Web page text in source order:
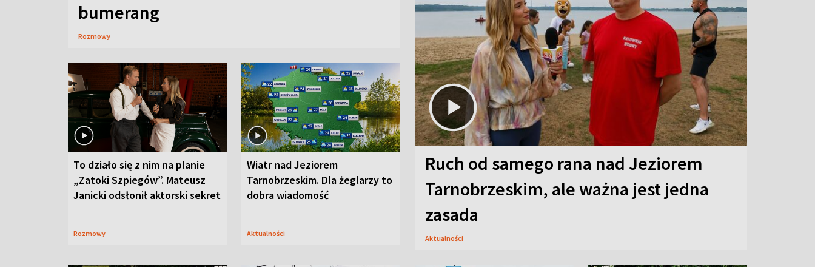
bumerang
Rozmowy
To działo się z nim na planie
„Zatoki Szpiegów”. Mateusz
Janicki odsłonił aktorski sekret
Rozmowy
Wiatr nad Jeziorem
Tarnobrzeskim. Dla żeglarzy to
dobra wiadomość
Aktualności
Ruch od samego rana nad Jeziorem
Tarnobrzeskim, ale ważna jest jedna
zasada
Aktualności